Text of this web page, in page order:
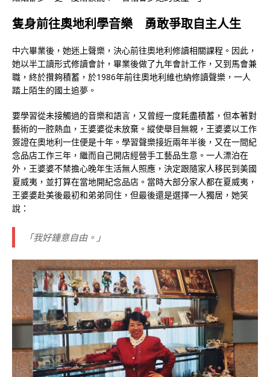
隻身前往奧地利學音樂 勇敢爭取自主人生
中六畢業後，她迷上聲樂，決心前往奧地利修讀相關課程。因此，
她以半工讀形式修讀會計，畢業後做了九年會計工作，又到馬會兼
職，終於攢夠積蓄，於1986年前往奧地利維也納修讀聲樂，一人
踏上陌生的國土追夢。
要學習從未接觸過的音樂和語言，又曾經一度耗盡積蓄，但本著對
藝術的一腔熱血，王婆婆從未放棄。縱使舉目無親，王婆婆以工作
簽證在奧地利一住便是十年。學習聲樂接近兩年半後，又在一間紀
念品店工作三年，繼而自己開店經營手工藝品生意。一人漂泊在
外，王婆婆不禁擔心晚年生活無人照應，決定跟隨家人移民到美國
夏威夷，並打算在當地開紀念品店。當時大部分家人都在夏威夷，
王婆婆赴美後最初和弟弟同住，但最後還是選擇一人獨居，她笑
說：
「我好鍾意自由。」